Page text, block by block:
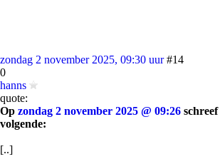
zondag 2 november 2025, 09:30 uur #14
0
hanns
quote:
Op zondag 2 november 2025 @ 09:26 schreef
volgende:
[..]